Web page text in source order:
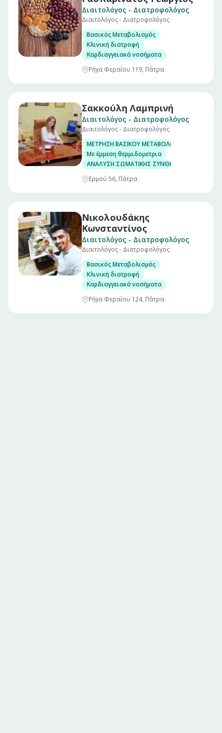
Διαιτολόγος - Διατροφολόγος
Διαιτολόγος - Διατροφολόγος
Βασικός Μεταβολισμός
Κλινική διατροφή
Καρδιαγγειακά νοσήματα
Ρήγα Φεραίου 119, Πάτρα
Σακκούλη Λαμπρινή
Διαιτολόγος - Διατροφολόγος
Διαιτολόγος - Διατροφολόγος
ΜΕΤΡΗΣΗ ΒΑΣΙΚΟΥ ΜΕΤΑΒΟΛΙΣΜΟΥ
Με έμμεση θερμιδομετρια
ΑΝΑΛΥΣΗ ΣΩΜΑΤΙΚΗΣ ΣΥΝΘΕΣΗΣ
Ερμού 56, Πάτρα
Νικολουδάκης
Κωνσταντίνος
Διαιτολόγος - Διατροφολόγος
Διαιτολόγος - Διατροφολόγος
Βασικός Μεταβολισμός
Κλινική διατροφή
Καρδιαγγειακά νοσήματα
Ρήγα Φεραίου 124, Πάτρα